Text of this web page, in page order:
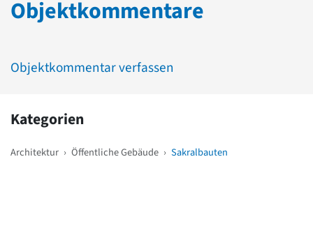
Objektkommentare
Objektkommentar verfassen
Kategorien
Architektur › Öffentliche Gebäude › Sakralbauten